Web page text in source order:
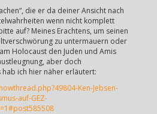
die er da deiner Ansicht nach
wenn nicht komplett
auf? Meines Erachtens, um seinen
zu untermauern oder
Holocaust den Juden und Amis
aber doch
ich hier näher erläutert:
Ken-Jebsen-
auf-GEZ-